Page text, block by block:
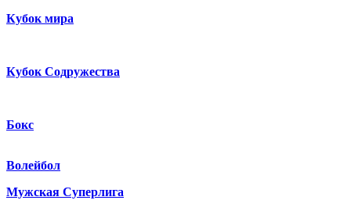
Кубок мира
Кубок Содружества
Бокс
Волейбол
Мужская Суперлига